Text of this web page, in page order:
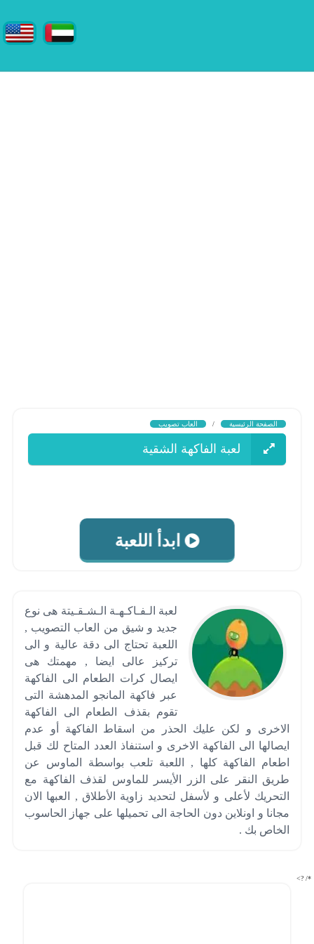
الصفحة الرئيسية / العاب تصويب
لعبة الفاكهة الشقية
ابدأ اللعبة
لعبة الـفـاكـهـة الـشـقـيتة هى نوع
جديد و شيق من العاب التصويب ,
اللعبة تحتاج الى دقة عالية و الى
تركيز عالى ايضا , مهمتك هى
ايصال كرات الطعام الى الفاكهة
عبر فاكهة المانجو المدهشة التى
تقوم بقذف الطعام الى الفاكهة
الاخرى و لكن عليك الحذر من اسقاط الفاكهة أو عدم
ايصالها الى الفاكهة الاخرى و استنفاذ العدد المتاح لك قبل
اطعام الفاكهة كلها , اللعبة تلعب بواسطة الماوس عن
طريق النقر على الزر الأيسر للماوس لقذف الفاكهة مع
التحريك لأعلى و لأسفل لتحديد زاوية الأطلاق , العبها الان
مجانا و اونلاين دون الحاجة الى تحميلها على جهاز الحاسوب
الخاص بك .
*/ ?>